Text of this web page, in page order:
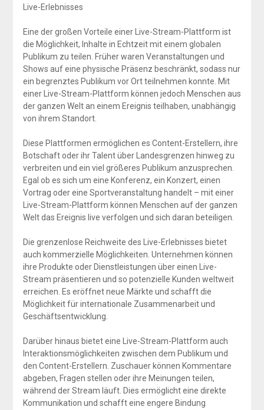
Live-Erlebnisses
Eine der großen Vorteile einer Live-Stream-Plattform ist
die Möglichkeit, Inhalte in Echtzeit mit einem globalen
Publikum zu teilen. Früher waren Veranstaltungen und
Shows auf eine physische Präsenz beschränkt, sodass nur
ein begrenztes Publikum vor Ort teilnehmen konnte. Mit
einer Live-Stream-Plattform können jedoch Menschen aus
der ganzen Welt an einem Ereignis teilhaben, unabhängig
von ihrem Standort.
Diese Plattformen ermöglichen es Content-Erstellern, ihre
Botschaft oder ihr Talent über Landesgrenzen hinweg zu
verbreiten und ein viel größeres Publikum anzusprechen.
Egal ob es sich um eine Konferenz, ein Konzert, einen
Vortrag oder eine Sportveranstaltung handelt – mit einer
Live-Stream-Plattform können Menschen auf der ganzen
Welt das Ereignis live verfolgen und sich daran beteiligen.
Die grenzenlose Reichweite des Live-Erlebnisses bietet
auch kommerzielle Möglichkeiten. Unternehmen können
ihre Produkte oder Dienstleistungen über einen Live-
Stream präsentieren und so potenzielle Kunden weltweit
erreichen. Es eröffnet neue Märkte und schafft die
Möglichkeit für internationale Zusammenarbeit und
Geschäftsentwicklung.
Darüber hinaus bietet eine Live-Stream-Plattform auch
Interaktionsmöglichkeiten zwischen dem Publikum und
den Content-Erstellern. Zuschauer können Kommentare
abgeben, Fragen stellen oder ihre Meinungen teilen,
während der Stream läuft. Dies ermöglicht eine direkte
Kommunikation und schafft eine engere Bindung